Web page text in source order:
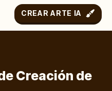
CREAR ARTE IA
Creación de